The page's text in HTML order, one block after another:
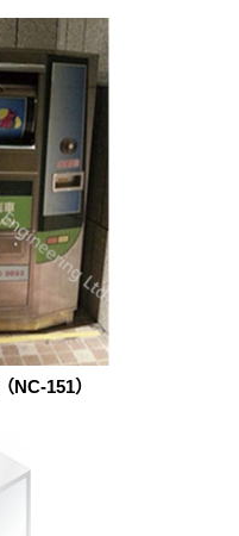
NC-151）